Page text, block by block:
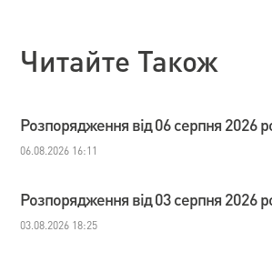
Читайте Також
Розпорядження від 06 серпня 2026
06.08.2026 16:11
Розпорядження від 03 серпня 2026
03.08.2026 18:25